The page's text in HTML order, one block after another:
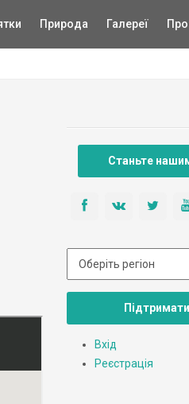
Природа Галереї
Станьте
Вхід
Реєстрація